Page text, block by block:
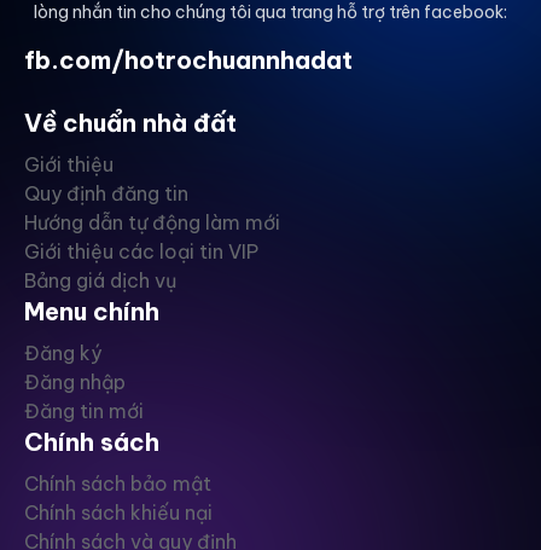
lòng nhắn tin cho chúng tôi qua trang hỗ trợ trên facebook:
fb.com/hotrochuannhadat
Về chuẩn nhà đất
Giới thiệu
Quy định đăng tin
Hướng dẫn tự động làm mới
Giới thiệu các loại tin VIP
Bảng giá dịch vụ
Menu chính
Đăng ký
Đăng nhập
Đăng tin mới
Chính sách
Chính sách bảo mật
Chính sách khiếu nại
Chính sách và quy định